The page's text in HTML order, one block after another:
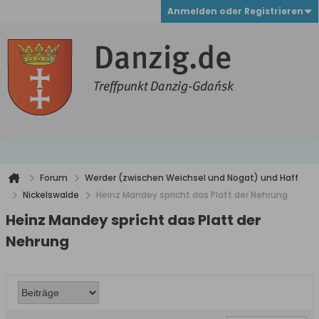
Anmelden oder Registrieren
Forum
Werder (zwischen Weichsel und Nogat) und Haff
Nickelswalde
Heinz Mandey spricht das Platt der Nehrung
Heinz Mandey spricht das Platt der
Nehrung